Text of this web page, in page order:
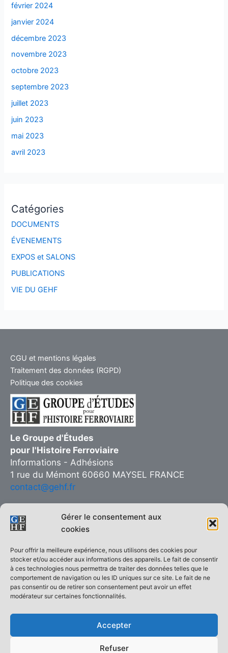
Gérer le consentement aux
cookies
Pour offrir la meilleure expérience, nous utilisons des cookies pour
stocker et/ou accéder aux informations des appareils. Le fait de consentir
à ces technologies nous permettra de traiter des données telles que le
comportement de navigation ou les ID uniques sur ce site. Le fait de ne
pas consentir ou de retirer son consentement peut avoir un effet
modérateur sur certaines fonctionnalités.
Accepter
Refuser
février 2024
janvier 2024
décembre 2023
novembre 2023
octobre 2023
septembre 2023
juillet 2023
juin 2023
mai 2023
avril 2023
Catégories
DOCUMENTS
ÉVENEMENTS
EXPOS et SALONS
PUBLICATIONS
VIE DU GEHF
CGU et mentions légales
Traitement des données (RGPD)
Politique des cookies
Le Groupe d'Études
pour l'Histoire Ferroviaire
Informations - Adhésions
1 rue du Mémont 60660 MAYSEL FRANCE
contact@gehf.fr
Copie interdite © 2026 Groupe d’Études pour l’Histoire Ferroviaire
| Réalisé surThème WordPress Astra
ACCUEIL
Le GEHF en quelques mots
Qui sommes-nous ?
Demande d’adhésion
La revue Histoire Ferroviaire
Les monographies
Livres